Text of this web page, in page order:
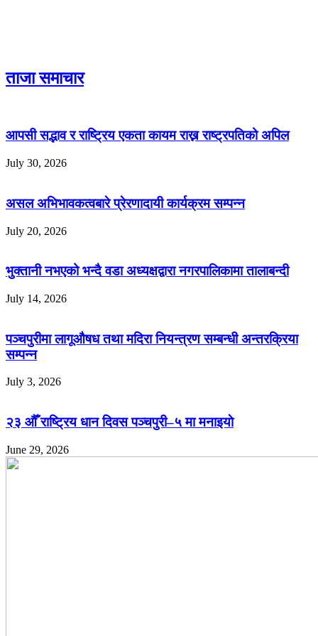
ताजा समाचार
आपसी सद्भाव र राष्ट्रिय एकता कायम राख्न राष्ट्रपतिको अपिल
July 30, 2026
असल अभिभावकत्वबारे प्रेरणादायी कार्यक्रम सम्पन्न
July 20, 2026
भुक्तानी नभएको भन्दै वडा अध्यक्षद्वारा नगरपालिकामा तालाबन्दी
July 14, 2026
पञ्चपुरीमा लागूऔषध तथा मदिरा नियन्त्रण सम्बन्धी अन्तरक्रिया
सम्पन्न
July 3, 2026
२३ औँ राष्ट्रिय धान दिवस पञ्चपुरी–५ मा मनाइयाे
June 29, 2026